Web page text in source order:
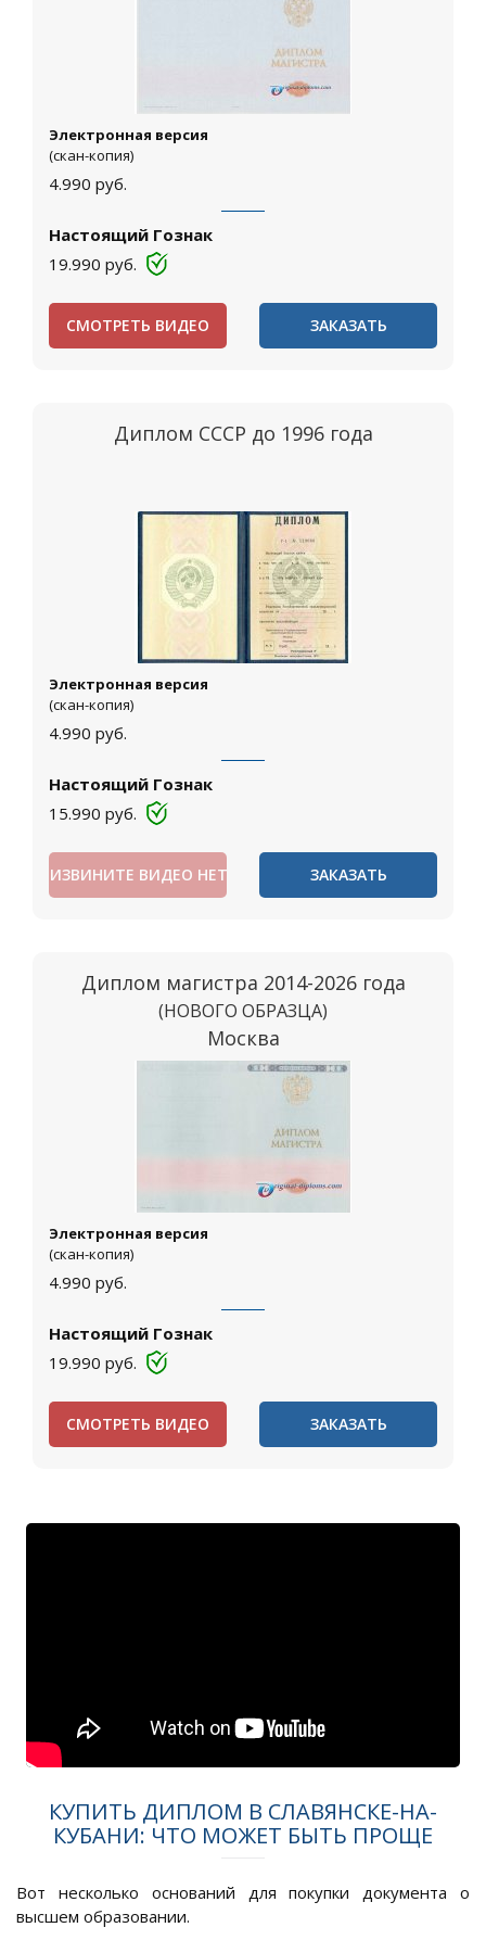
Электронная версия
(скан-копия)
4.990 руб.
Настоящий Гознак
19.990 руб.
СМОТРЕТЬ ВИДЕО ЗАКАЗАТЬ
Диплом СССР до 1996 года
Электронная версия
(скан-копия)
4.990 руб.
Настоящий Гознак
15.990 руб.
ИЗВИНИТЕ ВИДЕО НЕТ ЗАКАЗАТЬ
Диплом магистра 2014-2026 года
(НОВОГО ОБРАЗЦА)
Москва
Электронная версия
(скан-копия)
4.990 руб.
Настоящий Гознак
19.990 руб.
СМОТРЕТЬ ВИДЕО ЗАКАЗАТЬ
КУПИТЬ ДИПЛОМ В СЛАВЯНСКЕ-НА-
КУБАНИ: ЧТО МОЖЕТ БЫТЬ ПРОЩЕ
Вот несколько оснований для покупки документа о
высшем образовании.